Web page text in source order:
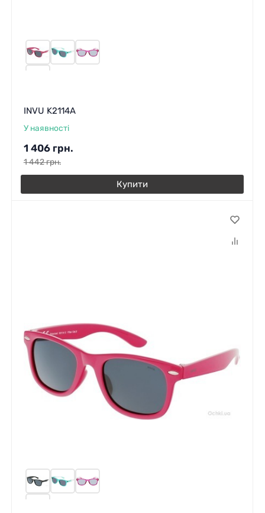
INVU K2114A
У наявності
1 406 грн.
1 442грн.
Купити